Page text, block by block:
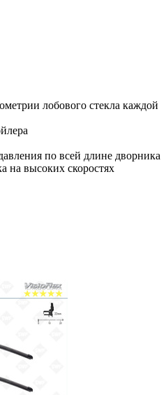
лобового стекла каждой
по всей длине дворника
на высоких скоростях